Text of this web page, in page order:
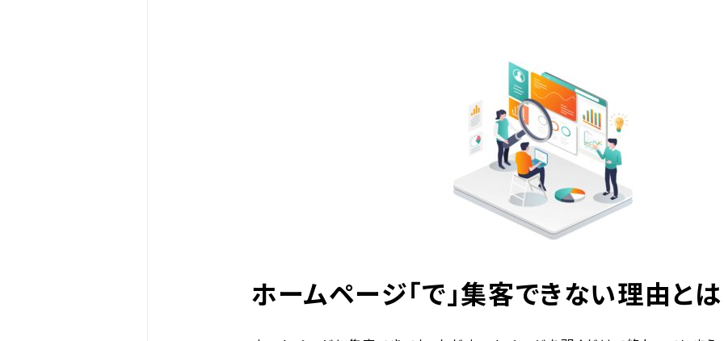
ホームページ「で」集客できない理由とは